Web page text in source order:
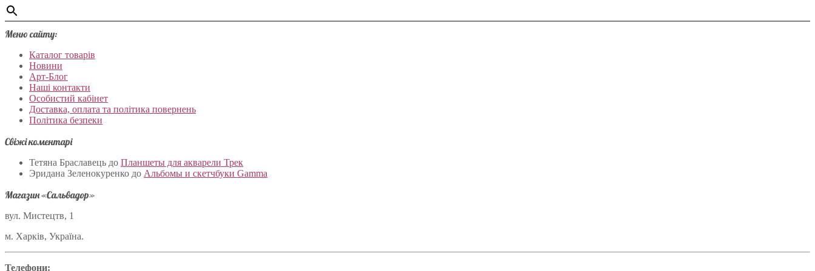
Меню сайту:
Каталог товарів
Новини
Арт-Блог
Наші контакти
Особистий кабінет
Доставка, оплата та політика повернень
Політика безпеки
Свіжі коментарі
Тетяна Браславець до Планшеты для акварели Трек
Эридана Зеленокуренко до Альбомы и скетчбуки Gamma
Магазин «Сальвадор»
вул. Мистецтв, 1
м. Харків, Україна.
Телефони: